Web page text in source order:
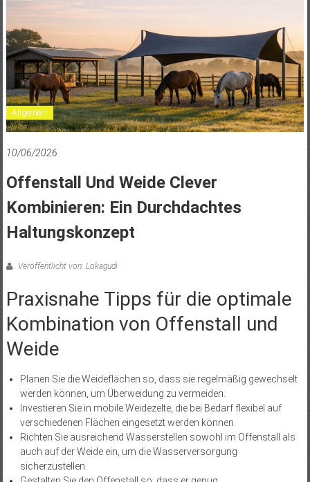
Allgemein
10/06/2026
Offenstall Und Weide Clever
Kombinieren: Ein Durchdachtes
Haltungskonzept
Veröffentlicht von: Lokagudi
Praxisnahe Tipps für die optimale
Kombination von Offenstall und
Weide
Planen Sie die Weideflächen so, dass sie regelmäßig gewechselt
werden können, um Überweidung zu vermeiden.
Investieren Sie in mobile Weidezelte, die bei Bedarf flexibel auf
verschiedenen Flächen eingesetzt werden können.
Richten Sie ausreichend Wasserstellen sowohl im Offenstall als
auch auf der Weide ein, um die Wasserversorgung
sicherzustellen.